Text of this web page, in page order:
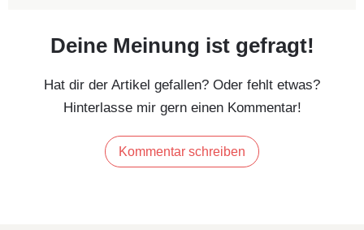
Deine Meinung ist gefragt!
Hat dir der Artikel gefallen? Oder fehlt etwas?
Hinterlasse mir gern einen Kommentar!
Kommentar schreiben